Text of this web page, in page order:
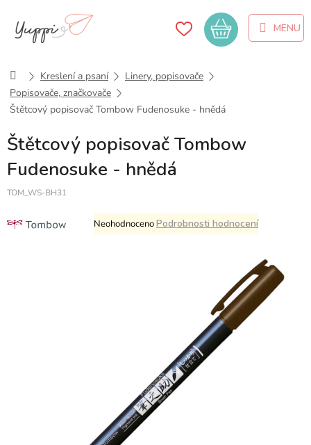
obsah
Nákupní
košík
DomůKreslení a psaní
Linery, popisovače
Popisovače, značkovače
Štětcový popisovač Tombow Fudenosuke - hnědá
Štětcový popisovač Tombow
Fudenosuke - hnědá
TOM_WS-BH31
Průměrné
hodnocení
NeohodnocenoPodrobnosti hodnocení